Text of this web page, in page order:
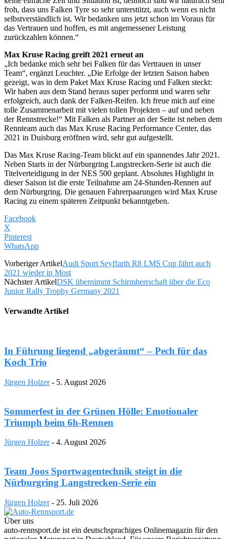
froh, dass uns Falken Tyre so sehr unterstützt, auch wenn es nicht
selbstverständlich ist. Wir bedanken uns jetzt schon im Voraus für
das Vertrauen und hoffen, es mit angemessener Leistung
zurückzahlen können.“
Max Kruse Racing greift 2021 erneut an
„Ich bedanke mich sehr bei Falken für das Vertrauen in unser
Team“, ergänzt Leuchter. „Die Erfolge der letzten Saison haben
gezeigt, was in dem Paket Max Kruse Racing und Falken steckt:
Wir haben aus dem Stand heraus super performt und waren sehr
erfolgreich, auch dank der Falken-Reifen. Ich freue mich auf eine
tolle Zusammenarbeit mit vielen tollen Projekten – auf und neben
der Rennstrecke!“ Mit Falken als Partner an der Seite ist neben dem
Rennteam auch das Max Kruse Racing Performance Center, das
2021 in Duisburg eröffnen wird, sehr gut aufgestellt.
Das Max Kruse Racing-Team blickt auf ein spannendes Jahr 2021.
Neben Starts in der Nürburgring Langstrecken-Serie ist auch die
Titelverteidigung in der NES 500 geplant. Absolutes Highlight in
dieser Saison ist die erste Teilnahme am 24-Stunden-Rennen auf
dem Nürburgring. Die genauen Fahrerpaarungen wird Max Kruse
Racing zu einem späteren Zeitpunkt bekanntgeben.
Facebook
X
Pinterest
WhatsApp
Vorheriger ArtikelAudi Sport Seyffarth R8 LMS Cup fährt auch
2021 wieder in Most
Nächster ArtikelDSK übernimmt Schirmherrschaft über die Eco
Junior Rally Trophy Germany 2021
Verwandte Artikel
In Führung liegend „abgeräumt“ – Pech für das
Koch Trio
Jürgen Holzer - 5. August 2026
Sommerfest in der Grünen Hölle: Emotionaler
Triumph beim 6h-Rennen
Jürgen Holzer - 4. August 2026
Team Joos Sportwagentechnik steigt in die
Nürburgring Langstrecken-Serie ein
Jürgen Holzer - 25. Juli 2026
Über uns
auto-rennsport.de ist ein deutschsprachiges Onlinemagazin für den